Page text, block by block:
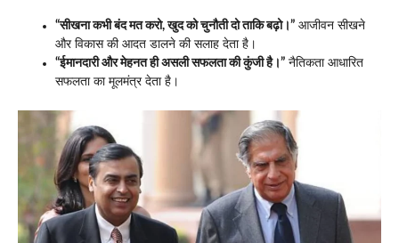
“सीखना कभी बंद मत करो, खुद को चुनौती दो ताकि बढ़ो।” आजीवन सीखने
और विकास की आदत डालने की सलाह देता है।
“ईमानदारी और मेहनत ही असली सफलता की कुंजी है।” नैतिकता आधारित
सफलता का मूलमंत्र देता है।